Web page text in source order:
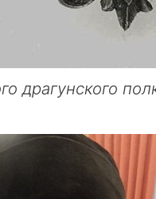
драгунского